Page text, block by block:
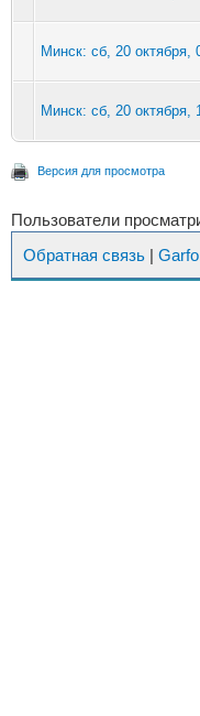
Минск: сб, 20 октября,
Минск: сб, 20 октября,
Версия для просмотра
Пользователи
Обратная связь |